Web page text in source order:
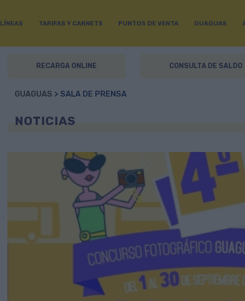
LÍNEAS TARIFAS Y CARNETS PUNTOS DE VENTA GUAGUAS
RECARGA ONLINE CONSULTA DE SALDO
GUAGUAS > SALA DE PRENSA
NOTICIAS